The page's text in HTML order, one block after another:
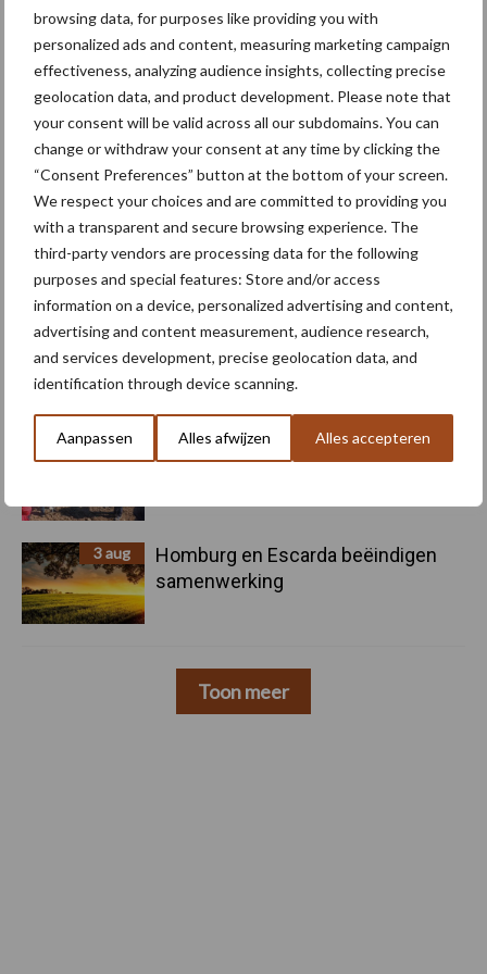
browsing data, for purposes like providing you with
personalized ads and content, measuring marketing campaign
effectiveness, analyzing audience insights, collecting precise
geolocation data, and product development. Please note that
your consent will be valid across all our subdomains. You can
change or withdraw your consent at any time by clicking the
“Consent Preferences” button at the bottom of your screen.
We respect your choices and are committed to providing you
with a transparent and secure browsing experience. The
third-party vendors are processing data for the following
purposes and special features: Store and/or access
information on a device, personalized advertising and content,
advertising and content measurement, audience research,
and services development, precise geolocation data, and
identification through device scanning.
Aanpassen Alles afwijzen Alles accepteren
Primaire
Sidebar
Recent nieuws Partner nieuws
"Hoge verwachtingen van schijven
voor kouters"
Oogst biologische aardappelen in
volle gang
Nieuwe compacte gedragen
pootcombinatie van AVR
4 aug Bruggen bouwen naar Oost-Europa
3 aug
Homburg en Escarda beëindigen
samenwerking
Toon meer